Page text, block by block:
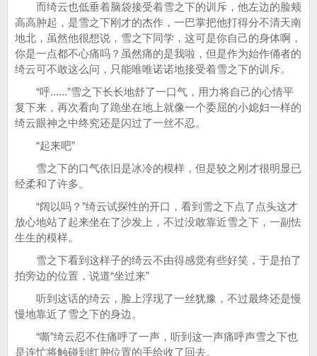
而绮云也低垂着脑袋接受着雪之下的训斥，他左边的脸颊
高高肿起，是雪之下刚才的杰作，一巴掌把他打得分不清天南
地北，虽然他很想说，雪之下同学，这可是你自己的身体啊，
你是一点都不心痛吗？虽然痛的是我啦，但是作为始作俑者的
绮云可不敢这么问，只能唯唯诺诺地接受着雪之下的训斥。
“呼......”雪之下长长地舒了一口气，用力将自己的心情平
复下来，再次看向了跪坐在地上就像一个委屈的小媳妇一样的
绮云眼神之中终究还是闪过了一丝不忍。
“起来吧”
雪之下的口气依旧是冰冷的模样，但是较之刚才很明显已
经柔和了许多。
“阔以吗？”绮云试探性的开口，看到雪之下点了点头这才
放心地站了起来坐在了沙发上，不过没敢靠近雪之下，一副怯
生生的模样。
雪之下看到这样子的绮云不由得感觉有些好笑，于是拍了
拍旁边的位置，说道“坐过来”
听到这话的绮云，脸上浮现了一丝犹豫，不过最终还是慢
慢地靠近了雪之下的身边。
“嘶”绮云忍不住痛呼了一声，听到这一声痛呼声雪之下也
是连忙将触碰到红肿位置的手给收了回去。